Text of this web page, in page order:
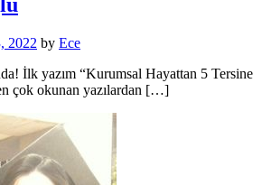
2022 by Ece
İlk yazım “Kurumsal Hayattan 5 Tersine
çok okunan yazılardan […]